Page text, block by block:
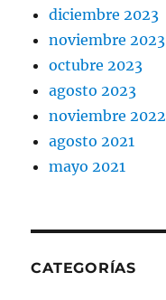
diciembre 2023
noviembre 2023
octubre 2023
agosto 2023
noviembre 2022
agosto 2021
mayo 2021
CATEGORÍAS